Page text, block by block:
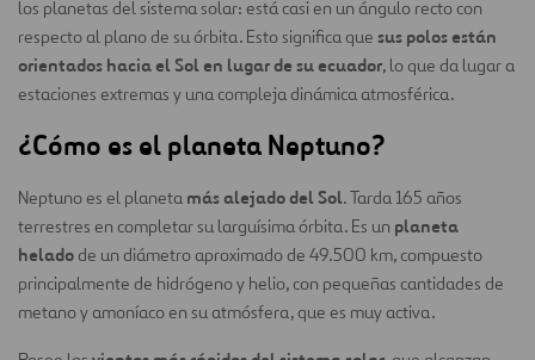
los planetas del sistema solar: está casi en un ángulo recto con
respecto al plano de su órbita. Esto significa que sus polos están
orientados hacia el Sol en lugar de su ecuador, lo que da lugar a
estaciones extremas y una compleja dinámica atmosférica.
¿Cómo es el planeta Neptuno?
Neptuno es el planeta más alejado del Sol. Tarda 165 años
terrestres en completar su larguísima órbita. Es un planeta
heladode un diámetro aproximado de 49.500 km, compuesto
principalmente de hidrógeno y helio, con pequeñas cantidades de
metano y amoníaco en su atmósfera, que es muy activa.